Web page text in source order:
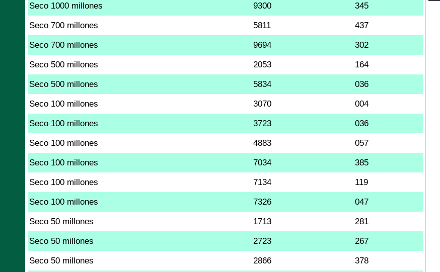
Seco 1000 millones 9300 345
Seco 700 millones 5811 437
Seco 700 millones 9694 302
Seco 500 millones 2053 164
Seco 500 millones 5834 036
Seco 100 millones 3070 004
Seco 100 millones 3723 036
Seco 100 millones 4883 057
Seco 100 millones 7034 385
Seco 100 millones 7134 119
Seco 100 millones 7326 047
Seco 50 millones 1713 281
Seco 50 millones 2723 267
Seco 50 millones 2866 378